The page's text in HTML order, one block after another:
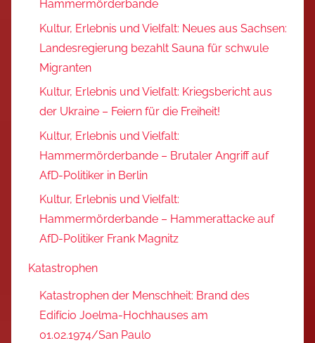
Hammermörderbande
Kultur, Erlebnis und Vielfalt: Neues aus Sachsen:
Landesregierung bezahlt Sauna für schwule
Migranten
Kultur, Erlebnis und Vielfalt: Kriegsbericht aus
der Ukraine – Feiern für die Freiheit!
Kultur, Erlebnis und Vielfalt:
Hammermörderbande – Brutaler Angriff auf
AfD-Politiker in Berlin
Kultur, Erlebnis und Vielfalt:
Hammermörderbande – Hammerattacke auf
AfD-Politiker Frank Magnitz
Katastrophen
Katastrophen der Menschheit: Brand des
Edifício Joelma-Hochhauses am
01.02.1974/San Paulo